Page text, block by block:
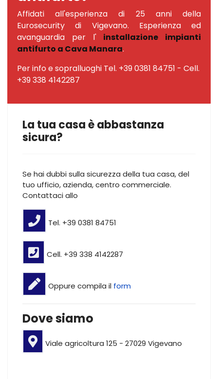
Affidati all'esperienza di 25 anni della
Eurosecurity di Vigevano. Esperienza ed
avanguardia per l' installazione impianti
antifurto a Cava Manara.
Per info e sopralluoghi Tel. +39 0381 84751 - Cell.
+39 338 4142287
La tua casa è abbastanza
sicura?
Se hai dubbi sulla sicurezza della tua casa, del
tuo ufficio, azienda, centro commerciale.
Contattaci allo
Tel. +39 0381 84751
Cell. +39 338 4142287
Oppure compila il form
Dove siamo
Viale agricoltura 125 - 27029 Vigevano